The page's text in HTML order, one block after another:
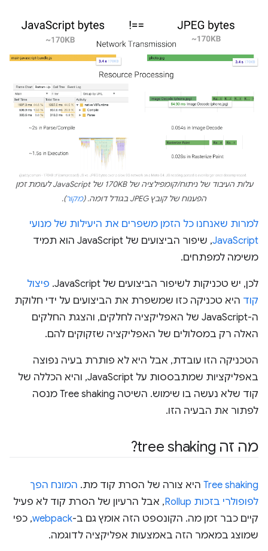
עלות העיבוד של ניתוח/קומפילציה של 170KB של JavaScript לעומת זמן
הפענוח של קובץ JPEG בגודל דומה. (
מקור).
למרות שאנחנו כל הזמן משפרים את היעילות של מנועי
JavaScript
, שיפור הביצועים של JavaScript הוא תמיד
משימה למפתחים.
לכן, יש טכניקות לשיפור הביצועים של JavaScript.
פיצול
קוד היא טכניקה כזו שמשפרת את הביצועים על ידי חלוקת
ה-JavaScript של האפליקציה לחלקים, והצגת החלקים
האלה רק במסלולים של האפליקציה שזקוקים להם.
הטכניקה הזו עובדת, אבל היא לא פותרת בעיה נפוצה
באפליקציות שמתבססות על JavaScript, והיא הכללה של
קוד שלא נעשה בו שימוש. השיטה Tree shaking מנסה
לפתור את הבעיה הזו.
מה זה tree shaking?
Tree shaking היא צורה של הסרת קוד מת. המונח הפך
לפופולרי בזכות Rollup
, אבל הרעיון של הסרת קוד לא פעיל
קיים כבר זמן מה. הקונספט הזה אומץ גם ב-webpack, כפי
שמוצג במאמר הזה באמצעות אפליקציה לדוגמה.